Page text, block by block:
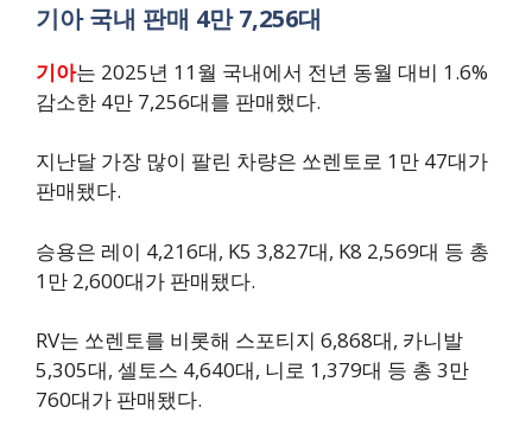
기아 국내 판매 4만 7,256대
기아는 2025년 11월 국내에서 전년 동월 대비 1.6%
감소한 4만 7,256대를 판매했다.
지난달 가장 많이 팔린 차량은 쏘렌토로 1만 47대가
판매됐다.
승용은 레이 4,216대, K5 3,827대, K8 2,569대 등 총
1만 2,600대가 판매됐다.
RV는 쏘렌토를 비롯해 스포티지 6,868대, 카니발
5,305대, 셀토스 4,640대, 니로 1,379대 등 총 3만
760대가 판매됐다.